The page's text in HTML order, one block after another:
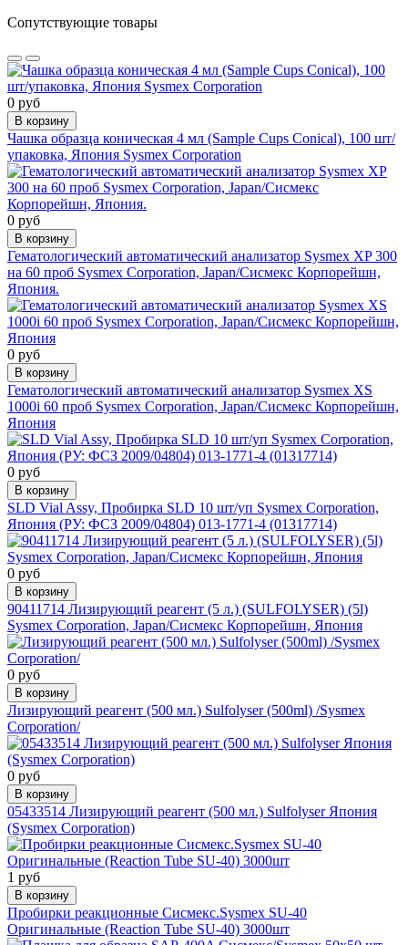
Сопутствующие товары
0 руб
В корзину
Чашка образца коническая 4 мл (Sample Cups Сonical), 100 шт/
упаковка, Япония Sysmex Corporation
0 руб
В корзину
Гематологический автоматический анализатор Sysmex XP 300
на 60 проб Sysmex Corporation, Japan/Сисмекс Корпорейшн,
Япония.
0 руб
В корзину
Гематологический автоматический анализатор Sysmex XS
1000i 60 проб Sysmex Corporation, Japan/Сисмекс Корпорейшн,
Япония
0 руб
В корзину
SLD Vial Assy, Пробирка SLD 10 шт/уп Sysmex Corporation,
Япония (РУ: ФСЗ 2009/04804) 013-1771-4 (01317714)
0 руб
В корзину
90411714 Лизирующий реагент (5 л.) (SULFOLYSER) (5l)
Sysmex Corporation, Japan/Сисмекс Корпорейшн, Япония
0 руб
В корзину
Лизирующий реагент (500 мл.) Sulfolyser (500ml) /Sysmex
Corporation/
0 руб
В корзину
05433514 Лизирующий реагент (500 мл.) Sulfolyser Япония
(Sysmex Corporation)
1 руб
В корзину
Пробирки реакционные Сисмекс.Sysmex SU-40
Оригинальные (Reaction Tube SU-40) 3000шт